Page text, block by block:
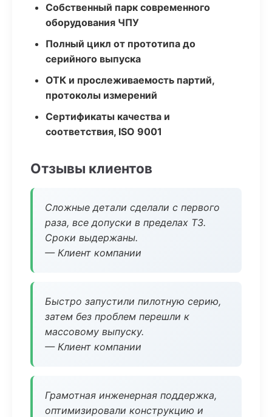
Собственный парк современного
оборудования ЧПУ
Полный цикл от прототипа до
серийного выпуска
ОТК и прослеживаемость партий,
протоколы измерений
Сертификаты качества и
соответствия, ISO 9001
Отзывы клиентов
Сложные детали сделали с первого
раза, все допуски в пределах ТЗ.
Сроки выдержаны.
— Клиент компании
Быстро запустили пилотную серию,
затем без проблем перешли к
массовому выпуску.
— Клиент компании
Грамотная инженерная поддержка,
оптимизировали конструкцию и